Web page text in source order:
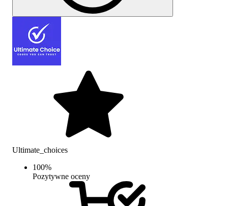
Ultimate_choices
100%
Pozytywne oceny